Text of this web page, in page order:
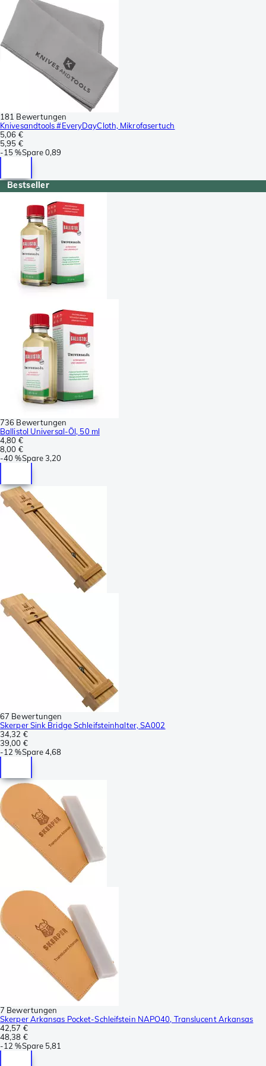
181 Bewertungen
Knivesandtools #EveryDayCloth, Mikrofasertuch
5,06 €
5,95 €
-15 %Spare0,89
Bestseller
736 Bewertungen
Ballistol Universal-Öl, 50 ml
4,80 €
8,00 €
-40 %Spare3,20
67 Bewertungen
Skerper Sink Bridge Schleifsteinhalter, SA002
34,32 €
39,00 €
-12 %Spare4,68
7 Bewertungen
Skerper Arkansas Pocket-Schleifstein NAPO40, Translucent Arkansas
42,57 €
48,38 €
-12 %Spare 5,81